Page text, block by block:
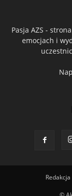
Pasja AZS -
emocjach i
Redakcja